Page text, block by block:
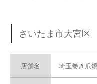
さいたま市大宮
店舗名 埼玉巻き爪